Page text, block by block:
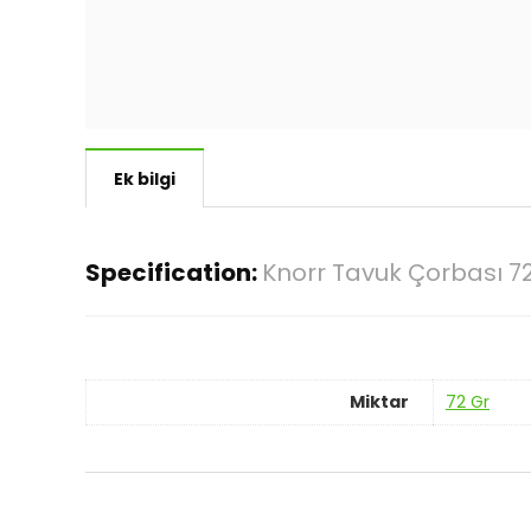
Ek bilgi
Specification: Knorr Tavuk Çorbası
Miktar 72 Gr